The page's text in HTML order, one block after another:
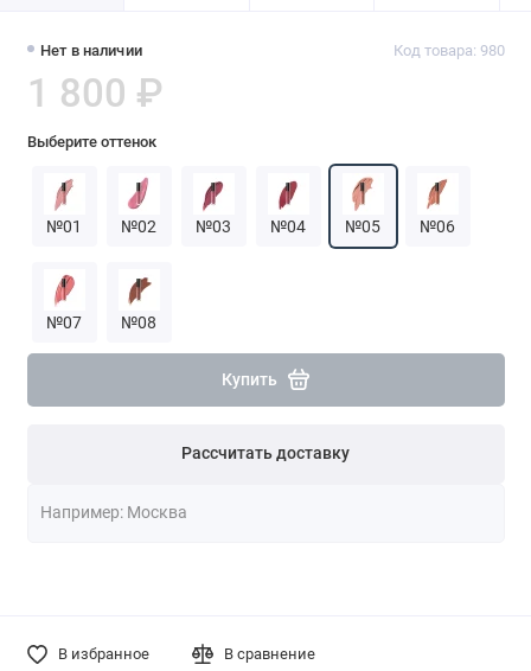
Нет в наличии Код товара: 980
1 800 ₽
Выберите оттенок
№01 №02 №03 №04 №05 №06
№07 №08
Купить
Рассчитать доставку
В избранное В сравнение